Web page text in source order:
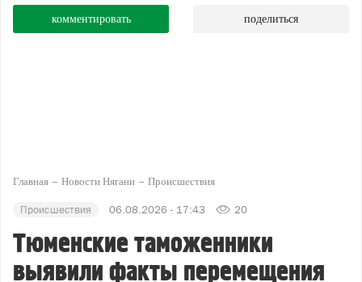
комментировать поделиться
Главная Новости Нягани Происшествия
Происшествия 06.08.2026 - 17:43 20
Тюменские таможенники
выявили факты перемещения